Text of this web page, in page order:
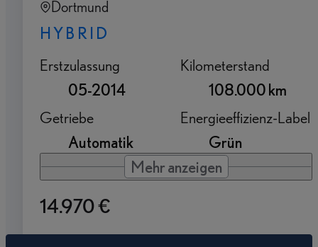
Dortmund
HYBRID
Erstzulassung
05-2014
Kilometerstand
108.000 km
Getriebe
Automatik
Energieeffizienz-Label
Grün
Mehr anzeigen
14.970 €